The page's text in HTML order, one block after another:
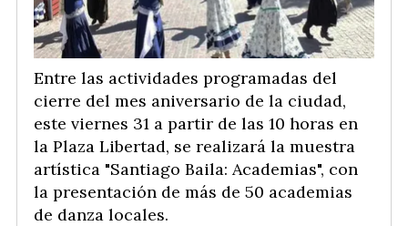
Entre las actividades programadas del
cierre del mes aniversario de la ciudad,
este viernes 31 a partir de las 10 horas en
la Plaza Libertad, se realizará la muestra
artística "Santiago Baila: Academias", con
la presentación de más de 50 academias
de danza locales.